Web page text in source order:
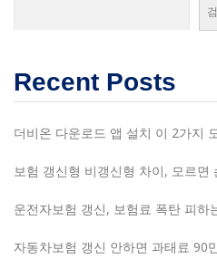
Recent Posts
더비온 다운로드 앱 설치 이 2가지
보험 갱신형 비갱신형 차이, 모르면
운전자보험 갱신, 보험료 폭탄 피하
자동차보험 갱신 안하면 과태료 90